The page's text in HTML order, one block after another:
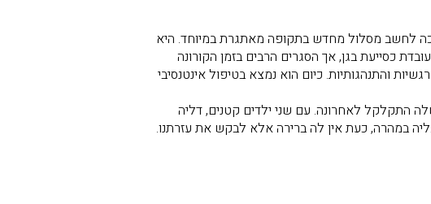
לחשב מסלול מחדש בתקופה מאתגרת במיוחד. היא
הקטנים (בני 5 ו-8) וללמוד לחיות לבד. דליה עובדת כסייעת בגן, אך הסגרים הרבים בזמן הקורונה
והתנהגותיות. כיום הוא נמצא בטיפול אינטנסיבי
התקלקל לאחרונה. עם שני ילדים קטנים, דליה
במהרה, כעת אין לה ברירה אלא לבקש את עזרתנו.